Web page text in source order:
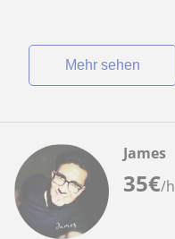
Mehr sehen
35€/h
James